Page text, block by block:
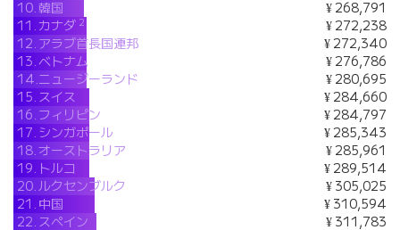
10.韓国
¥ 268,791
11.カナダ 2
¥ 272,238
12. アラブ首長国連邦
¥ 272,340
13.ベトナム
¥ 276,786
14.ニュージーランド
¥ 280,695
15. スイス
¥ 284,660
16. フィリピン
¥ 284,797
17. シンガポール
¥ 285,343
18.オーストラリア
¥ 285,961
19. トルコ
¥ 289,514
20.ルクセンブルク
¥ 305,025
21. 中国
¥ 310,594
22. スペイン
¥ 311,783